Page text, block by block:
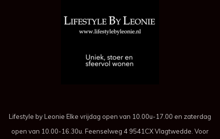
Lifestyle by Leonie Elke vrijdag open van 10.00u-17.00 en zaterdag
open van 10.00-16.30u. Feenselweg 4 9541CX Vlagtwedde. Voor